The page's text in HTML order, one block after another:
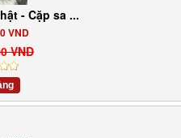
- Cặp sa ...
VND
VND